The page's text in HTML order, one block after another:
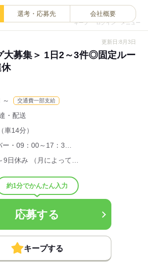
キープ ログイン メニュー
選考・応募先 会社概要
更新日:8月3日
大募集＞ 1日2～3件◎固定ルー
休
交通費一部支給
・配送
車14分）
・09：00～17：3…
9日休み （月によって…
約1分でかんたん入力
応募する
キープする